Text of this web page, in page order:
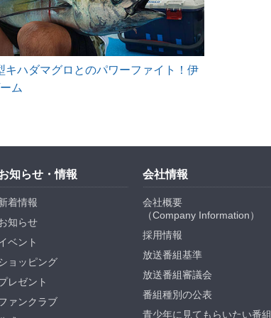
キハダマグロとのパワーファイト！伊
ム
知らせ・情報
着情報
知らせ
ベント
ョッピング
レゼント
ァンクラブ
会社情報
会社概要
（Company Information）
採用情報
放送番組基準
放送番組審議会
番組種別の公表
青少年に見てもらいたい番組